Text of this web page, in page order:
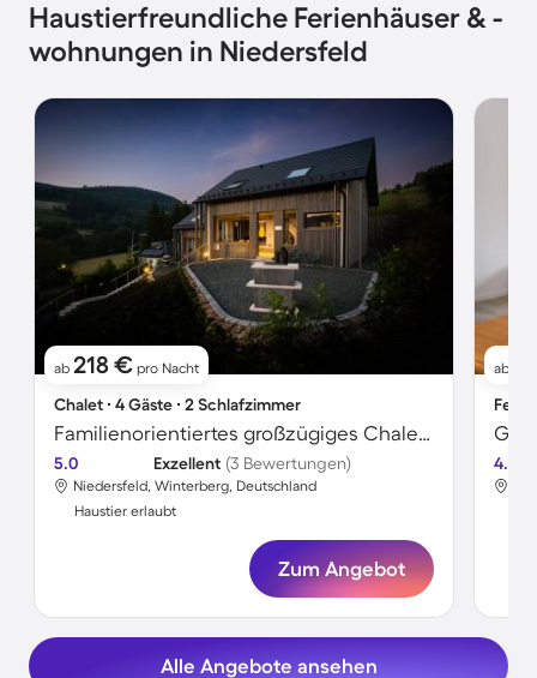
Haustierfreundliche Ferienhäuser & -
wohnungen in Niedersfeld
ab 218 € pro Nacht
Chalet ∙ 4 Gäste ∙ 2 Schlafzimmer
Familienorientiertes großzügiges Chalet mit Garten, Grill und Sauna | Stadtblick | Hunde erlaubt
5.0 Exzellent (3 Bewertungen)
Niedersfeld, Winterberg, Deutschland
Haustier erlaubt
Zum Angebot
ab
4.0
Alle Angebote ansehen